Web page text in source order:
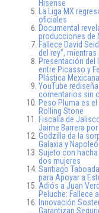
Hisense
La Liga MX
oficiales
Documental
producciones de
Fallece David
del rey”,
Presentación del
entre Picasso y
Plástica Mexicana
YouTube
comentarios sin
Peso Pluma es
Rolling Stone
Fiscalía de
Jaime Barrera
Godzilla da la
Galaxia y
Sujeto con hacha
dos mujeres
Santiago
para Apoyar a
Adiós a Juan
Peluche: Fallece
Innovación
Garantizan